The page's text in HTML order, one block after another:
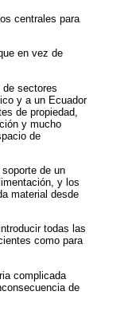
centrales para
en vez de
sectores
y a un Ecuador
de propiedad,
y mucho
de
de un
y los
material desde
todas las
como para
complicada
de